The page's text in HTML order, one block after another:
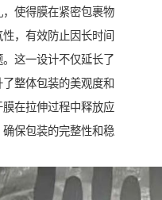
使得膜在紧密包裹物
，有效防止因长时间
这一设计不仅延长了
整体包装的美观度和
在拉伸过程中释放应
保包装的完整性和稳